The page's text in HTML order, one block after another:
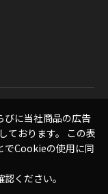
Co., Ltd.
びに当社商品の広告
ております。 この表
でCookieの使用に同
認ください。